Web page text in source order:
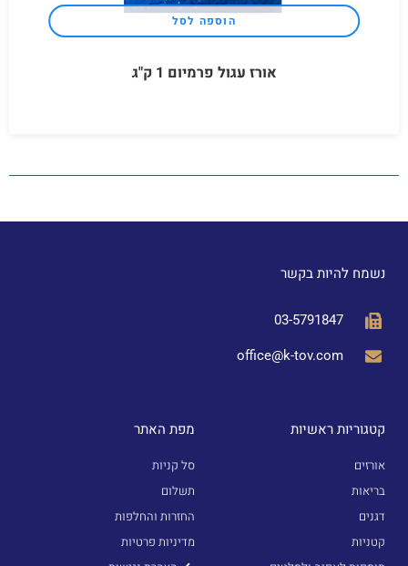
הוספה לסל
אורז עגול פרמיום 1 ק"ג
נשמח להיות בקשר
03-5791847
office@k-tov.com
קטגוריות ראשיות
אורזים
בריאות
דגנים
קטניות
מפת האתר
סל קניות
תשלום
החזרות והחלפות
מדיניות פרטיות